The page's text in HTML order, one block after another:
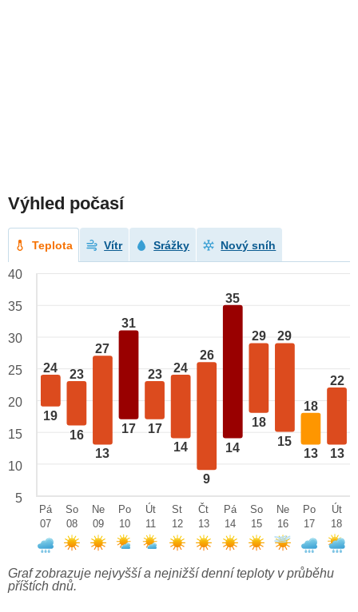
Výhled počasí
Teplota Vítr Srážky Nový sníh
24
19
23
16
27
13
31
17
23
17
24
14
26
9
35
14
29
18
29
15
18
13
22
13
40
35
30
25
20
15
10
5
Pá
07
So
08
Ne
09
Po
10
Út
11
St
12
Čt
13
Pá
14
So
15
Ne
16
Po
17
Út
18
Graf zobrazuje nejvyšší a nejnižší denní teploty v průběhu
příštích dnů.